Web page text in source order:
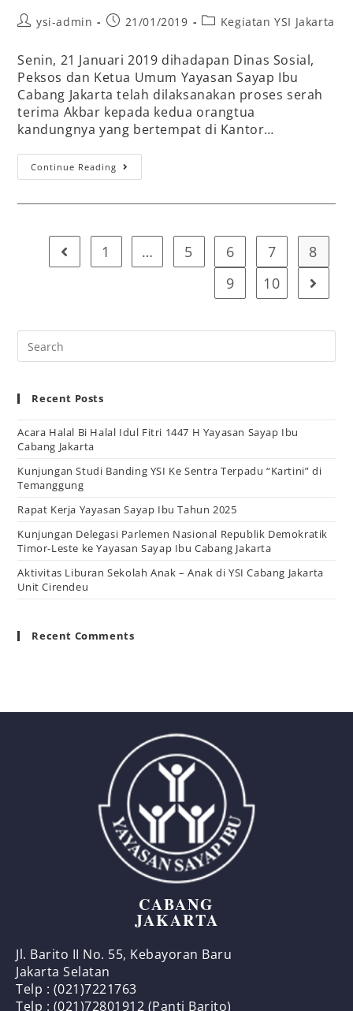
ysi-admin 21/01/2019 Kegiatan YSI Jakarta
Senin, 21 Januari 2019 dihadapan Dinas Sosial,
Peksos dan Ketua Umum Yayasan Sayap Ibu
Cabang Jakarta telah dilaksanakan proses serah
terima Akbar kepada kedua orangtua
kandungnya yang bertempat di Kantor…
Continue Reading
1 … 5 6 7
8
9
10
Recent Posts
Acara Halal Bi Halal Idul Fitri 1447 H Yayasan Sayap Ibu
Cabang Jakarta
Kunjungan Studi Banding YSI Ke Sentra Terpadu “Kartini” di
Temanggung
Rapat Kerja Yayasan Sayap Ibu Tahun 2025
Kunjungan Delegasi Parlemen Nasional Republik Demokratik
Timor-Leste ke Yayasan Sayap Ibu Cabang Jakarta
Aktivitas Liburan Sekolah Anak – Anak di YSI Cabang Jakarta
Unit Cirendeu
Recent Comments
CABANG
JAKARTA
Jl. Barito II No. 55, Kebayoran Baru
Jakarta Selatan
Telp : (021)7221763
Telp : (021)72801912 (Panti Barito)